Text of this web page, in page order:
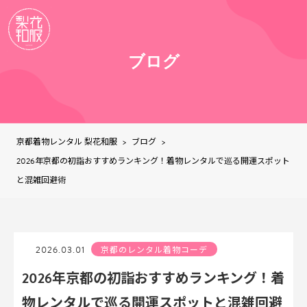
ブログ
京都着物レンタル 梨花和服 > ブログ >
2026年京都の初詣おすすめランキング！着物レンタルで巡る開運スポット
と混雑回避術
2026.03.01 京都のレンタル着物コーデ
2026年京都の初詣おすすめランキング！着
物レンタルで巡る開運スポットと混雑回避